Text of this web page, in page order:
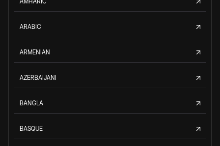
ARABIC
ARMENIAN
AZERBAIJANI
BANGLA
BASQUE